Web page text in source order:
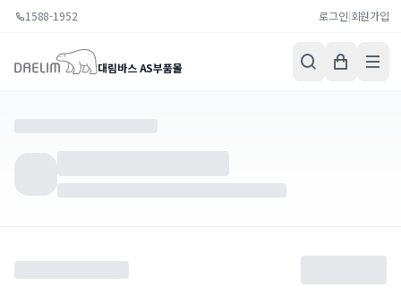
1588-1952 로그인|회원가입
대림바스 AS부품몰